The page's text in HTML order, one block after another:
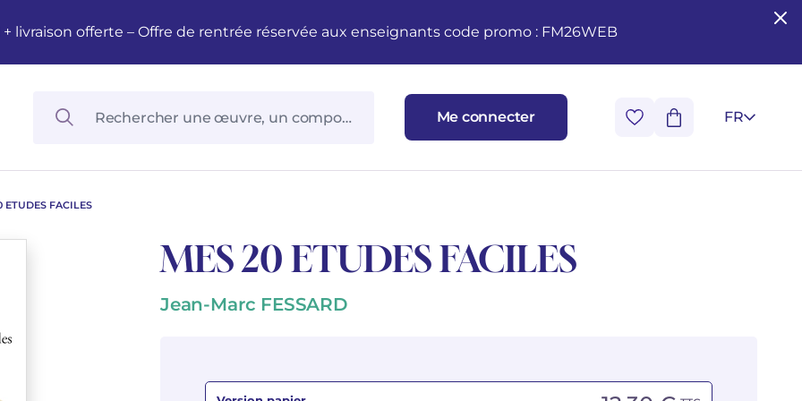
livraison offerte – Offre de rentrée réservée aux enseignants code promo : FM26WEB
Me connecter FR
ETUDES FACILES
MES 20 ETUDES FACILES
Jean-Marc FESSARD